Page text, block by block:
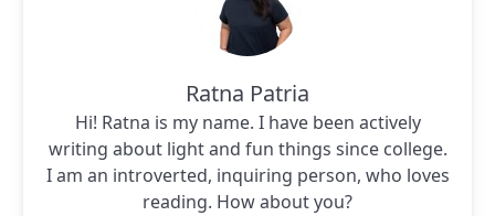
Ratna Patria
Hi! Ratna is my name. I have been actively
writing about light and fun things since college.
I am an introverted, inquiring person, who loves
reading. How about you?